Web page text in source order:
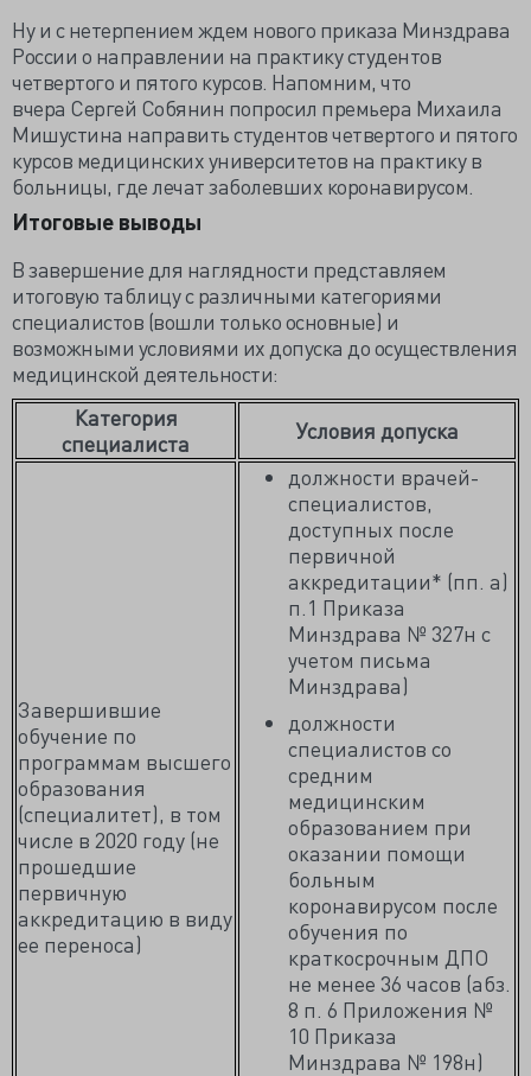
Ну и с нетерпением ждем нового приказа Минздрава
России о направлении на практику студентов
четвертого и пятого курсов. Напомним, что
вчера Сергей Собянин попросил премьера Михаила
Мишустина направить студентов четвертого и пятого
курсов медицинских университетов на практику в
больницы, где лечат заболевших коронавирусом.
Итоговые выводы
В завершение для наглядности представляем
итоговую таблицу с различными категориями
специалистов (вошли только основные) и
возможными условиями их допуска до осуществления
медицинской деятельности:
Категория
специалиста
Условия допуска
Завершившие
обучение по
программам высшего
образования
(специалитет), в том
числе в 2020 году (не
прошедшие
первичную
аккредитацию в виду
ее переноса)
должности врачей-
специалистов,
доступных после
первичной
аккредитации* (пп. а)
п.1 Приказа
Минздрава № 327н с
учетом письма
Минздрава)
должности
специалистов со
средним
медицинским
образованием при
оказании помощи
больным
коронавирусом после
обучения по
краткосрочным ДПО
не менее 36 часов (абз.
8 п. 6 Приложения №
10 Приказа
Минздрава № 198н)